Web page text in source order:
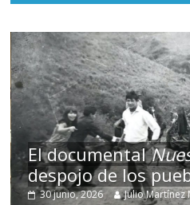
El documental
despojo de los
30 junio, 2026 Julio Martínez